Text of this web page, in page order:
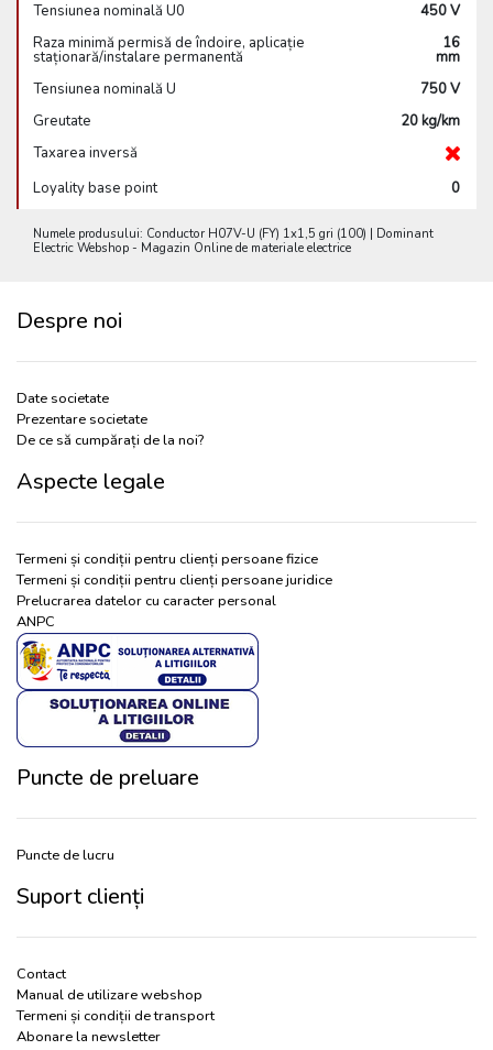
Tensiunea nominală U0
450 V
Raza minimă permisă de îndoire, aplicație
staționară/instalare permanentă
16
mm
Tensiunea nominală U
750 V
Greutate
20 kg/km
Taxarea inversă
Loyality base point
0
Numele produsului: Conductor H07V-U (FY) 1x1,5 gri (100) | Dominant
Electric Webshop - Magazin Online de materiale electrice
Despre noi
Date societate
Prezentare societate
De ce să cumpărați de la noi?
Aspecte legale
Termeni și condiții pentru clienți persoane fizice
Termeni și condiții pentru clienți persoane juridice
Prelucrarea datelor cu caracter personal
ANPC
Puncte de preluare
Puncte de lucru
Suport clienți
Contact
Manual de utilizare webshop
Termeni și condiții de transport
Abonare la newsletter